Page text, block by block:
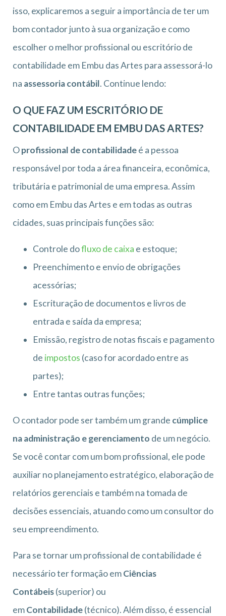
isso, explicaremos a seguir a importância de ter um
bom contador junto à sua organização e como
escolher o melhor profissional ou escritório de
contabilidade em Embu das Artes para assessorá-lo
na assessoria contábil. Continue lendo:
O QUE FAZ UM ESCRITÓRIO DE
CONTABILIDADE EM EMBU DAS ARTES?
Oprofissional de contabilidadeé a pessoa
responsável por toda a área financeira, econômica,
tributária e patrimonial de uma empresa. Assim
como em Embu das Artes e em todas as outras
cidades, suas principais funções são:
Controle dofluxo de caixa e estoque;
Preenchimento e envio de obrigações
acessórias;
Escrituração de documentos e livros de
entrada e saída da empresa;
Emissão, registro de notas fiscais e pagamento
de impostos (caso for acordado entre as
partes);
Entre tantas outras funções;
O contador pode ser também um grande cúmplice
na administração e gerenciamento de um negócio.
Se você contar com um bom profissional, ele pode
auxiliar no planejamento estratégico, elaboração de
relatórios gerenciais e também na tomada de
decisões essenciais, atuando como um consultor do
seu empreendimento.
Para se tornar um profissional de contabilidade é
necessário ter formação emCiências
Contábeis(superior) ou
emContabilidade(técnico). Além disso, é essencial